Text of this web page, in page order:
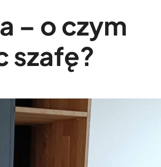
– o czym
szafę?